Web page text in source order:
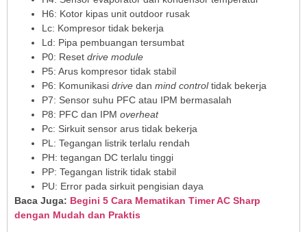
H6: Kotor kipas unit outdoor rusak
Lc: Kompresor tidak bekerja
Ld: Pipa pembuangan tersumbat
P0: Reset drive module
P5: Arus kompresor tidak stabil
P6: Komunikasi drive dan mind controltidak bekerja
P7: Sensor suhu PFC atau IPM bermasalah
P8: PFC dan IPM overheat
Pc: Sirkuit sensor arus tidak bekerja
PL: Tegangan listrik terlalu rendah
PH: tegangan DC terlalu tinggi
PP: Tegangan listrik tidak stabil
PU: Error pada sirkuit pengisian daya
Baca Juga: Begini 5 Cara Mematikan Timer AC Sharp
dengan Mudah dan Praktis